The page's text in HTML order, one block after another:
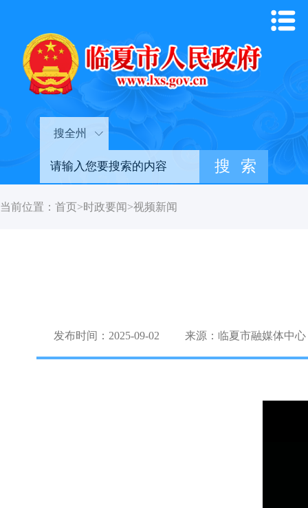
搜全州
当前位置： 首页>时政要闻 >视频新闻
发布时间：2025-09-02 来源：临夏市融媒体中心